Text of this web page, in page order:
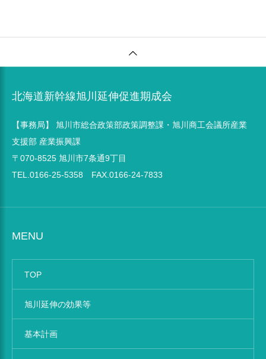
北海道新幹線旭川延伸促進期成会
【事務局】 旭川市総合政策部政策調整課・旭川商工会議所産業
支援部 産業振興課
〒070-8525 旭川市7条通9丁目
TEL.0166-25-5358 FAX.0166-24-7833
MENU
TOP
旭川延伸の効果等
基本計画